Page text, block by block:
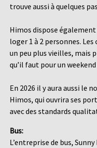
trouve aussi à quelques
Himos dispose
loger 1 à 2 personnes.
un peu plus vieilles, mais
qu’il faut pour un
En 2026 il y aura aussi le
Himos, qui ouvrira ses
avec des standards
Bus:
L’entreprise de bus,